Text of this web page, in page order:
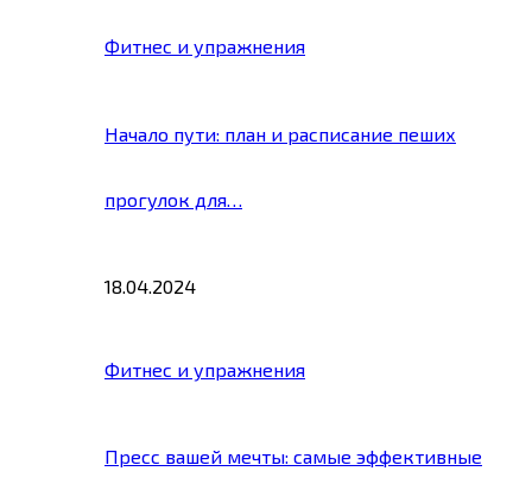
Фитнес и упражнения
Начало пути: план и расписание пеших
прогулок для…
18.04.2024
Фитнес и упражнения
Пресс вашей мечты: самые эффективные